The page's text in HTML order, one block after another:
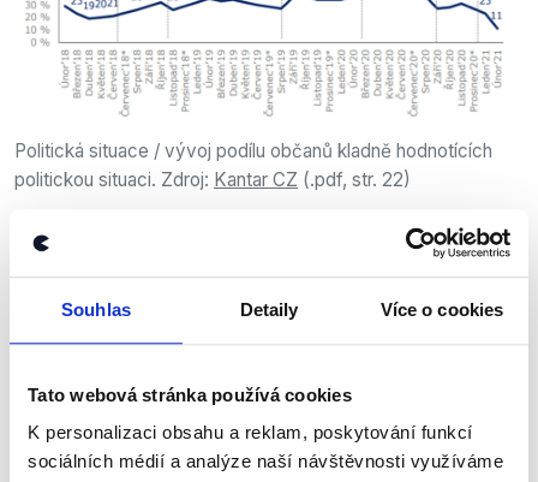
Souhlas Detaily Více o cookies
Tato webová stránka používá cookies
K personalizaci obsahu a reklam, poskytování funkcí
sociálních médií a analýze naší návštěvnosti využíváme
Politická situace / vývoj podílu občanů kladně hodnotících
politickou situaci. Zdroj: Kantar CZ (.pdf, str. 22)
Výrok jsme zmínili